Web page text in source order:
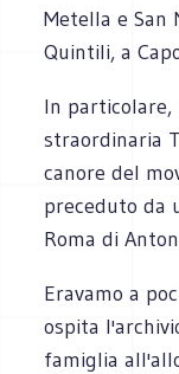
Metella e San
Quintili, a
In
straordinaria
canore del
preceduto da
Roma di
Eravamo a
ospita
famiglia